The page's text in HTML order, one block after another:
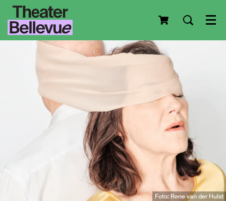
Foto: Rene van der Hulst